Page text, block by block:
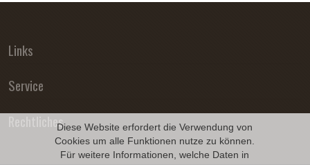
Diese Website erfordert die Verwendung von
Cookies um alle Funktionen nutze zu können.
Für weitere Informationen, welche Daten in
Links
Service
Rechtliches